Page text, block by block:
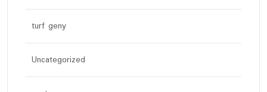
turf geny
Uncategorized